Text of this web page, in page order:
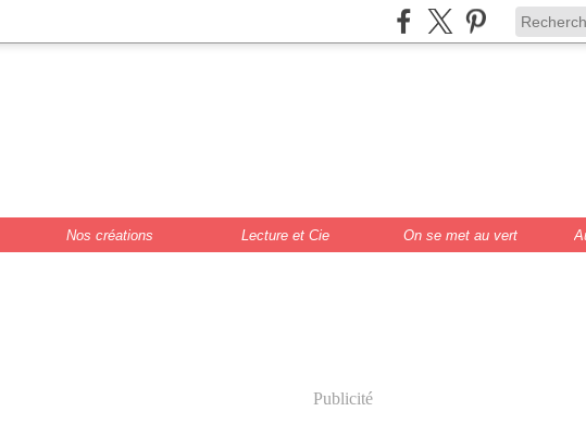
Nos créations Lecture et Cie On se met au vert
Publicité